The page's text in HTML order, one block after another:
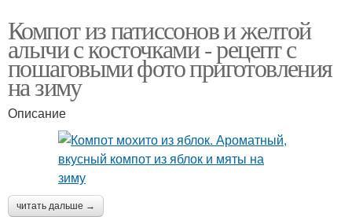
Компот из патиссонов и желтой
алычи с косточками - рецепт с
пошаговыми фото приготовления
на зиму
Описание
читать дальше →